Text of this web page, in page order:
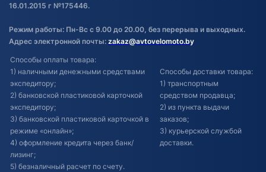
16.01.2015 г №175446.
Режим работы: Пн-Вс с 9.00 до 20.00, без перерыва и выходных.
Адрес электронной почты: zakaz@avtovelomoto.by
Способы оплаты товара:
1) наличными денежными средствами
экспедитору;
2) банковской пластиковой карточкой
экспедитору;
3) банковской пластиковой карточкой в
режиме «онлайн»;
4) оформление кредита через банк/
лизинг;
5) безналичный расчет по счету.
Способы доставки товара:
1) транспортным
средством продавца;
2) из пункта выдачи
заказов;
3) курьерской службой
доставки.